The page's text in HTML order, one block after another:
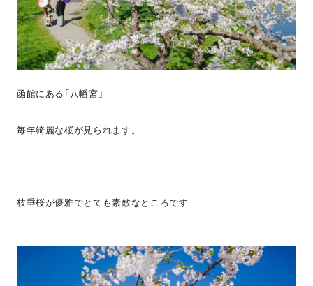
函館にある「八幡宮」
毎年綺麗な桜が見られます。
枝垂桜が優雅でとても素敵なところです